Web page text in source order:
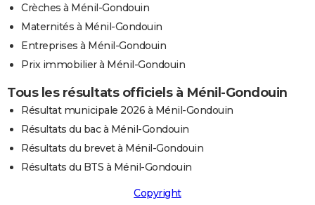
Crèches à Ménil-Gondouin
Maternités à Ménil-Gondouin
Entreprises à Ménil-Gondouin
Prix immobilier à Ménil-Gondouin
Tous les résultats officiels à Ménil-Gondouin
Résultat municipale 2026 à Ménil-Gondouin
Résultats du bac à Ménil-Gondouin
Résultats du brevet à Ménil-Gondouin
Résultats du BTS à Ménil-Gondouin
Copyright